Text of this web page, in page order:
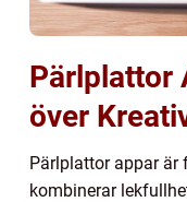
Pärlplattor
över
Pärlplattor appar är
kombinerar